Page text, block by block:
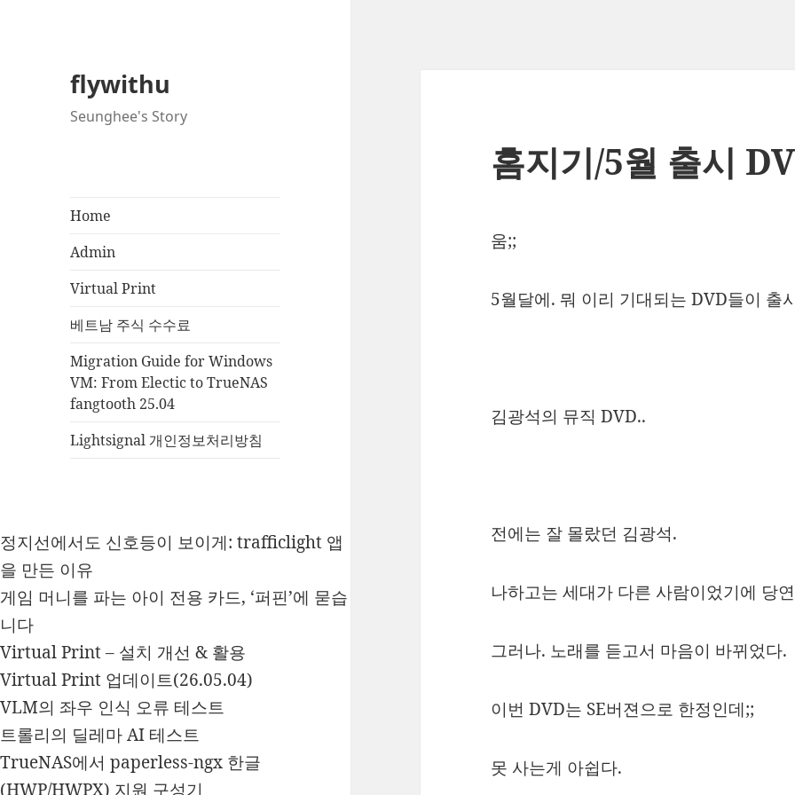
flywithu
Seunghee's Story
Home
Admin
Virtual Print
베트남 주식 수수료
Migration Guide for Windows
VM: From Electic to TrueNAS
fangtooth 25.04
Lightsignal 개인정보처리방침
정지선에서도 신호등이 보이게: trafficlight 앱
을 만든 이유
게임 머니를 파는 아이 전용 카드, ‘퍼핀’에 묻습
니다
Virtual Print – 설치 개선 & 활용
Virtual Print 업데이트(26.05.04)
VLM의 좌우 인식 오류 테스트
트롤리의 딜레마 AI 테스트
TrueNAS에서 paperless-ngx 한글
(HWP/HWPX) 지원 구성기
홈지기/5월 출시
움;;
5월달에. 뭐 이리 기대되는 DVD들이 출
김광석의 뮤직 DVD..
전에는 잘 몰랐던 김광석.
나하고는 세대가 다른 사람이었기에 당
그러나. 노래를 듣고서 마음이 바뀌었다.
이번 DVD는 SE버젼으로 한정인데;;
못 사는게 아쉽다.